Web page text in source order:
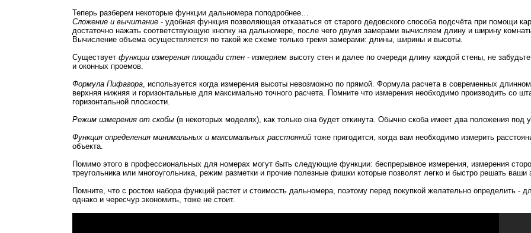
Теперь разберем некоторые функции дальномера поподробнее…
Сложение и вычитание - удобная функция позволяющая отказаться от старого дедовского способа подсчёта при помощи
достаточно нажать соответствующую кнопку на дальномере, после чего двумя замерами вычисляем длину и ширину
Вычисление объема осуществляется по такой же схеме только тремя замерами: длины, ширины и высоты.
Существует функции измерения площади стен - измеряем высоту стен и далее по очереди длину каждой стены, не
и оконных проемов.
Формула Пифагора, используется когда измерения высоты невозможно по прямой. Формула расчета в современных
верхняя нижняя и горизонтальные для максимально точного расчета. Помните что измерения необходимо производить со
горизонтальной плоскости.
Режим измерения от скобы (в некоторых моделях), как только она будет откинута. Обычно скоба имеет два положения под
Функция определения минимальных и максимальных расстояний тоже пригодится, когда вам необходимо измерить
объекта.
Помимо этого в профессиональных для номерах могут быть следующие функции: беспрерывное измерения, измерения
треугольника или многоугольника, режим разметки и прочие полезные фишки которые позволят легко и быстро решать ваши
Помните, что с ростом набора функций растет и стоимость дальномера, поэтому перед покупкой желательно определить -
однако и чересчур экономить, тоже не стоит.